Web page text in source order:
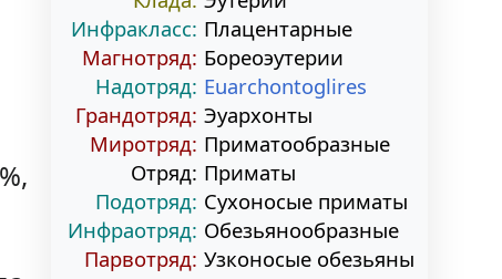
Инфракласс: Плацентарные
Магнотряд: Бореоэутерии
Надотряд: Euarchontoglires
Грандотряд: Эуархонты
Миротряд: Приматообразные
Отряд: Приматы
Подотряд: Сухоносые приматы
Инфраотряд: Обезьянообразные
Парвотряд: Узконосые обезьяны